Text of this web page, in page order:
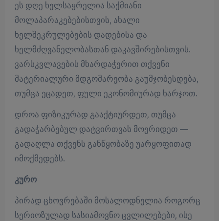
ეს დღე ხელსაყრელია საქმიანი
მოლაპარაკებებისთვის, ახალი
ხელშეკრულებების დადებისა და
ხელმძღვანელობასთან დაკავშირებისთვის.
ვარსკვლავების მხარდაჭერით თქვენი
მატერიალური მდგომარეობა გაუმჯობესდება,
თუმცა ეცადეთ, ფული ეკონომიურად ხარჯოთ.
დროა ფიზიკურად გააქტიურდეთ, თუმცა
გადაჭარბებულ დატვირთვას მოერიდეთ —
გადაღლა თქვენს განწყობაზე უარყოფითად
იმოქმედებს.
კურო
პირად ცხოვრებაში მოსალოდნელია როგორც
სერიოზულად სასიამოვნო ცვლილებები, ისე